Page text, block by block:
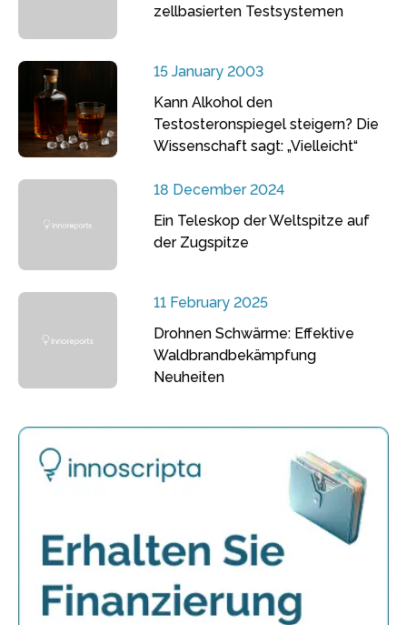
zellbasierten Testsystemen
15 January 2003
Kann Alkohol den
Testosteronspiegel steigern? Die
Wissenschaft sagt: „Vielleicht“
18 December 2024
Ein Teleskop der Weltspitze auf
der Zugspitze
11 February 2025
Drohnen Schwärme: Effektive
Waldbrandbekämpfung
Neuheiten